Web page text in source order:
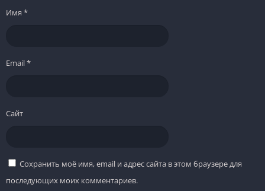
Имя *
Email*
Сайт
Сохранить моё имя, email и адрес сайта в этом браузере для
последующих моих комментариев.